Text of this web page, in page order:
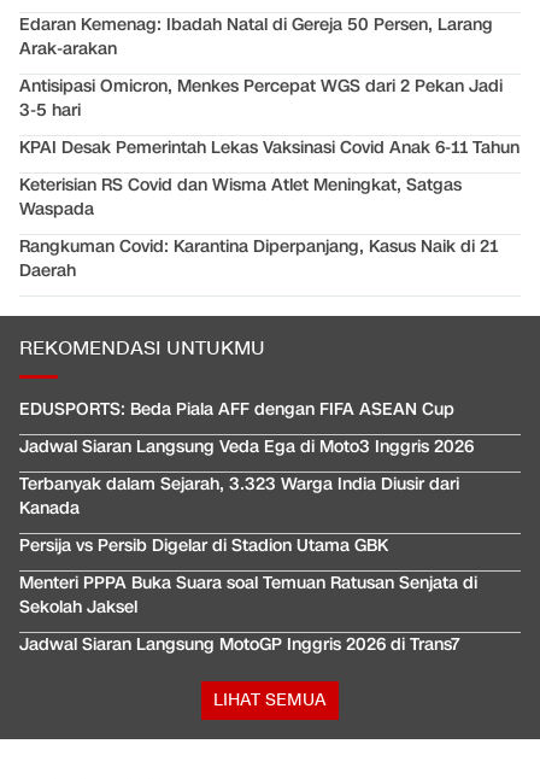
Edaran Kemenag: Ibadah Natal di Gereja 50 Persen, Larang
Arak-arakan
Antisipasi Omicron, Menkes Percepat WGS dari 2 Pekan Jadi
3-5 hari
KPAI Desak Pemerintah Lekas Vaksinasi Covid Anak 6-11 Tahun
Keterisian RS Covid dan Wisma Atlet Meningkat, Satgas
Waspada
Rangkuman Covid: Karantina Diperpanjang, Kasus Naik di 21
Daerah
REKOMENDASI UNTUKMU
EDUSPORTS: Beda Piala AFF dengan FIFA ASEAN Cup
Jadwal Siaran Langsung Veda Ega di Moto3 Inggris 2026
Terbanyak dalam Sejarah, 3.323 Warga India Diusir dari
Kanada
Persija vs Persib Digelar di Stadion Utama GBK
Menteri PPPA Buka Suara soal Temuan Ratusan Senjata di
Sekolah Jaksel
Jadwal Siaran Langsung MotoGP Inggris 2026 di Trans7
LIHAT SEMUA